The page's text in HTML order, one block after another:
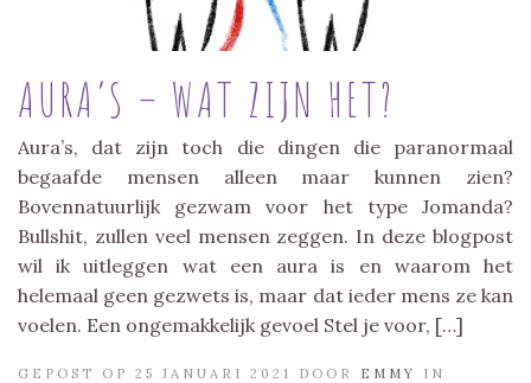
AURA’S – WAT ZIJN HET?
Aura’s, dat zijn toch die dingen die paranormaal
begaafde mensen alleen maar kunnen zien?
Bovennatuurlijk gezwam voor het type Jomanda?
Bullshit, zullen veel mensen zeggen. In deze blogpost
wil ik uitleggen wat een aura is en waarom het
helemaal geen gezwets is, maar dat ieder mens ze kan
voelen. Een ongemakkelijk gevoel Stel je voor, […]
GEPOST OP 25 JANUARI 2021 DOOR EMMY
IN